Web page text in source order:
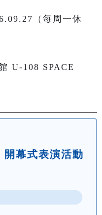
（每周一休
U-108 SPACE
幕式表演活動